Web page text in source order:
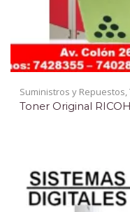
Suministros y Repuestos,
Toner Original